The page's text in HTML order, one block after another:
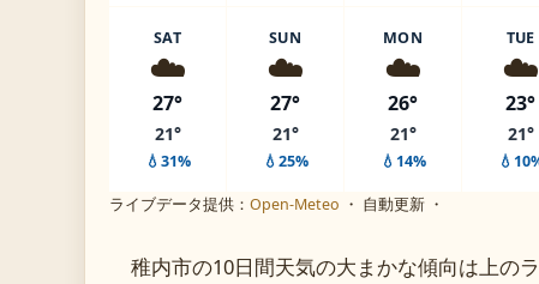
SAT
☁️
27°
21°
💧31%
SUN
☁️
27°
21°
💧25%
MON
☁️
26°
21°
💧14%
TUE
☁️
23°
21°
ライブデータ提供： Open-Meteo ・ 自動更新 ・
稚内市の10日間天気の大まかな傾向は上の